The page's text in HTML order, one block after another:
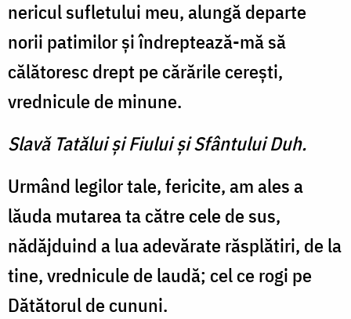
nericul sufletului meu, alungă departe
norii patimilor şi îndreptează-mă să
călătoresc drept pe cărările cereşti,
vrednicule de minune.
Slavă Tatălui şi Fiului şi Sfântului Duh.
Urmând legilor tale, fericite, am ales a
lăuda mutarea ta că­tre cele de sus,
nădăjduind a lua adevărate răsplătiri, de la
tine, vrednicule de laudă; cel ce rogi pe
Dătătorul de cununi.